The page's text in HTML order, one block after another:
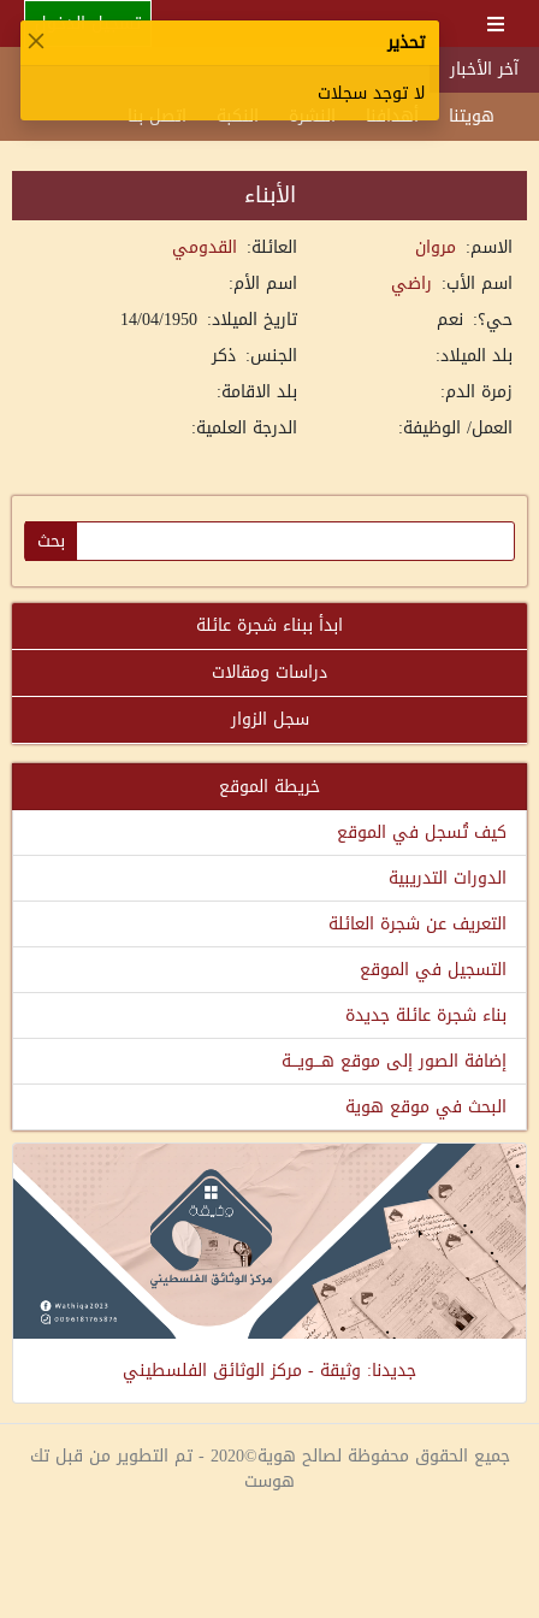
تسجيل الدخول
آخر الأخبار
هويتنا
أهدافنا النشرة النكبة اتصل بنا
الأبناء
الاسم: مروان العائلة: القدومي
اسم الأب: راضي
اسم الأم:
حي؟: نعم تاريخ الميلاد: 14/04/1950
بلد الميلاد:
الجنس: ذكر
زمرة الدم:
بلد الاقامة:
العمل/ الوظيفة:
الدرجة العلمية:
ابدأ ببناء شجرة عائلة
دراسات ومقالات
سجل الزوار
خريطة الموقع
كيف تُسجل في الموقع
الدورات التدريبية
التعريف عن شجرة العائلة
التسجيل في الموقع
بناء شجرة عائلة جديدة
إضافة الصور إلى موقع هـــويـــة
البحث في موقع هوية
جديدنا: وثيقة - مركز الوثائق الفلسطيني
جميع الحقوق محفوظة لصالح هوية©2020 - تم التطوير من قبل تك
هوست
تحذير
لا توجد سجلات